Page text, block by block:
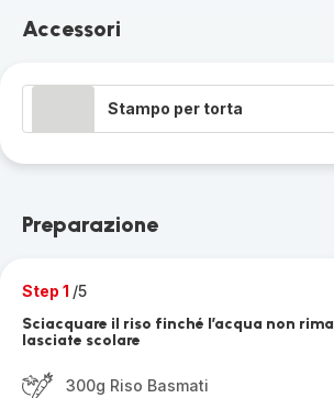
Accessori
Stampo per torta
Preparazione
Step 1 /5
Sciacquare il riso finché l’acqua non
lasciate scolare
300g Riso Basmati